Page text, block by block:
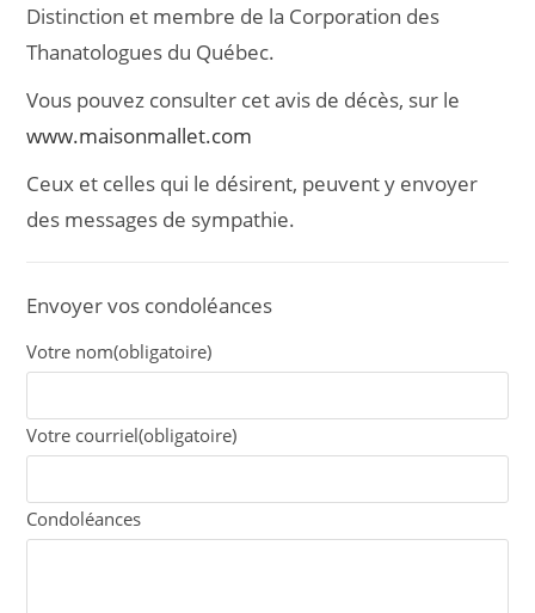
Distinction et membre de la Corporation des
Thanatologues du Québec.
Vous pouvez consulter cet avis de décès, sur le
www.maisonmallet.com
Ceux et celles qui le désirent, peuvent y envoyer
des messages de sympathie.
Envoyer vos condoléances
Votre nom(obligatoire)
Votre courriel(obligatoire)
Condoléances